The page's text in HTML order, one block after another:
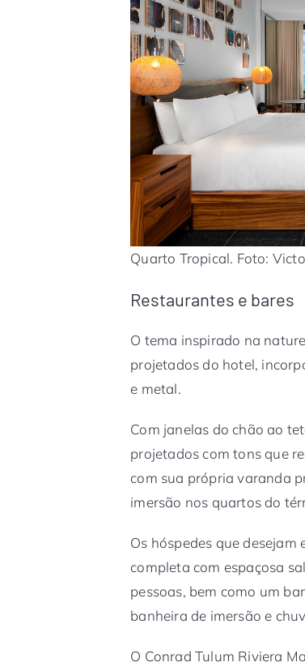
Quarto Tropical. Foto:
Restaurantes e bares
O tema inspirado na
projetados do hotel,
e metal.
Com janelas do chão ao
projetados com tons que
com sua própria varanda
imersão nos quartos do
Os hóspedes que
completa com espaçosa
pessoas, bem como um
banheira de imersão e
O Conrad Tulum Riviera